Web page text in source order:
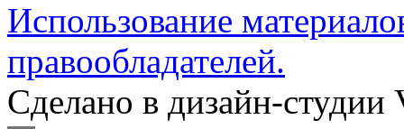
Использование
правообладателей.
Сделано в дизайн-студии